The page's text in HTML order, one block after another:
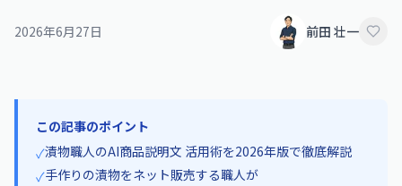
2026年6月27日 前田 壮一
この記事のポイント
✓漬物職人のAI商品説明文 活用術を2026年版で徹底解説
✓手作りの漬物をネット販売する職人が